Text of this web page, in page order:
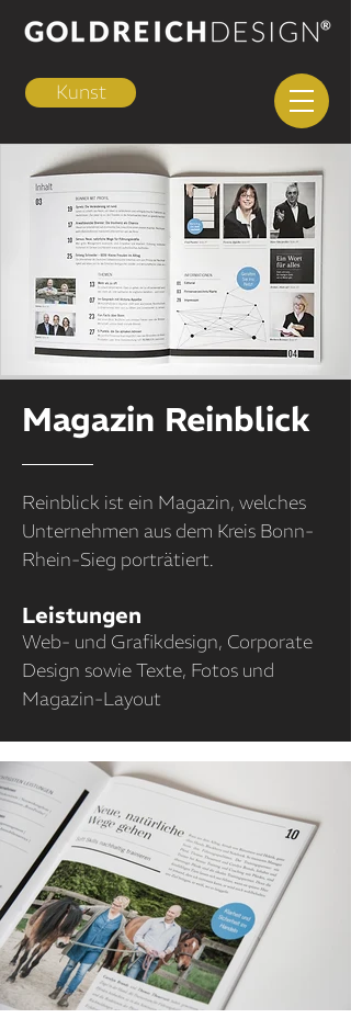
Kunst
Magazin Reinblick
Reinblick ist ein Magazin, welches
Unternehmen aus dem Kreis Bonn-
Rhein-Sieg porträtiert.
Leistungen
Web- und Grafikdesign, Corporate
Design sowie Texte, Fotos und
Magazin-Layout